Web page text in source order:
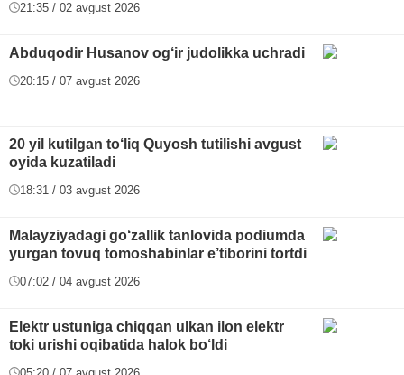
21:35 / 02 avgust 2026
Abduqodir Husanov og‘ir judolikka uchradi
20:15 / 07 avgust 2026
20 yil kutilgan to‘liq Quyosh tutilishi avgust
oyida kuzatiladi
18:31 / 03 avgust 2026
Malayziyadagi go‘zallik tanlovida podiumda
yurgan tovuq tomoshabinlar e’tiborini tortdi
07:02 / 04 avgust 2026
Elektr ustuniga chiqqan ulkan ilon elektr
toki urishi oqibatida halok bo‘ldi